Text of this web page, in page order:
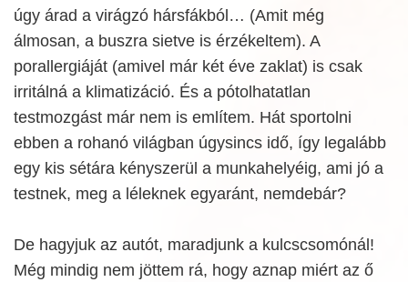
úgy árad a virágzó hársfákból… (Amit még
álmosan, a buszra sietve is érzékeltem). A
porallergiáját (amivel már két éve zaklat) is csak
irritálná a klimatizáció. És a pótolhatatlan
testmozgást már nem is említem. Hát sportolni
ebben a rohanó világban úgysincs idő, így legalább
egy kis sétára kényszerül a munkahelyéig, ami jó a
testnek, meg a léleknek egyaránt, nemdebár?
De hagyjuk az autót, maradjunk a kulcscsomónál!
Még mindig nem jöttem rá, hogy aznap miért az ő